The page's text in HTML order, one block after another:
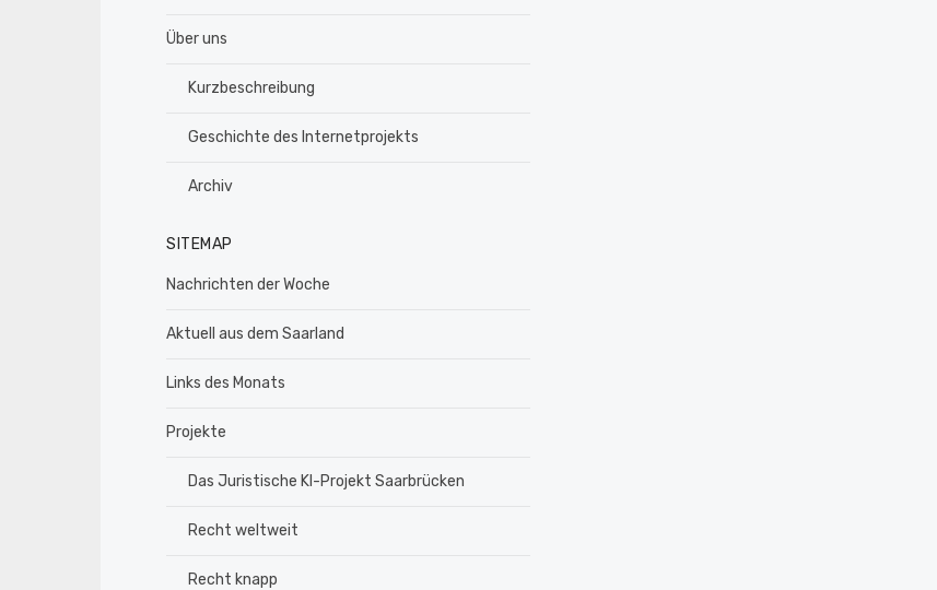
Über uns
Kurzbeschreibung
Geschichte des Internetprojekts
Archiv
SITEMAP
Nachrichten der Woche
Aktuell aus dem Saarland
Links des Monats
Projekte
Das Juristische KI-Projekt Saarbrücken
Recht weltweit
Recht knapp